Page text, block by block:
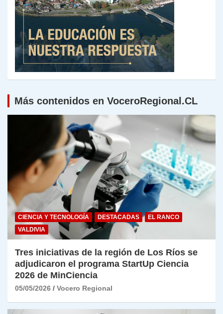
Más contenidos en VoceroRegional.CL
CIENCIA Y TECNOLOGÍA DESTACADAS
EL RANCO
VALDIVIA
Tres iniciativas de la región de Los Ríos se
adjudicaron el programa StartUp Ciencia
2026 de MinCiencia
05/05/2026 Vocero Regional